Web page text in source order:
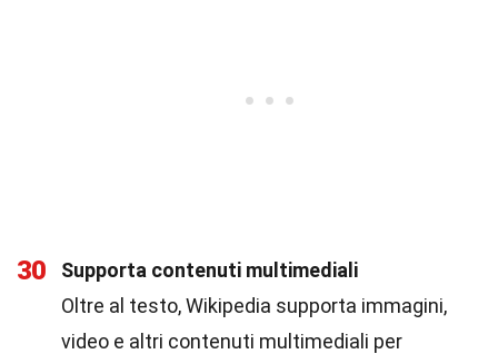
30
Supporta contenuti multimediali
Oltre al testo, Wikipedia supporta immagini,
video e altri contenuti multimediali per